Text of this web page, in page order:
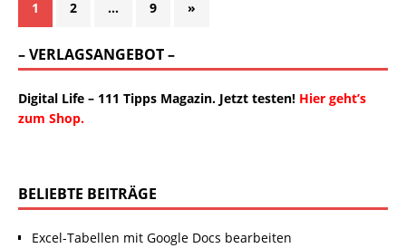
1 2 … 9 »
– VERLAGSANGEBOT –
Digital Life – 111 Tipps Magazin. Jetzt testen! Hier geht’s
zum Shop.
BELIEBTE BEITRÄGE
Excel-Tabellen mit Google Docs bearbeiten